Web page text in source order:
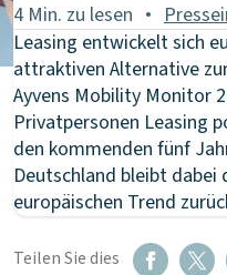
4 Min. zu lesen
Leasing entwickelt sich
attraktiven Alternative
Ayvens Mobility Monitor
Privatpersonen Leasing
den kommenden fünf
Deutschland bleibt
europäischen Trend
Teilen Sie dies